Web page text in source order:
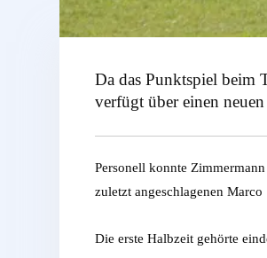
Da das Punktspiel beim
verfügt über einen
Personell konnte
zuletzt angeschlagenen
Die erste Halbzeit gehörte